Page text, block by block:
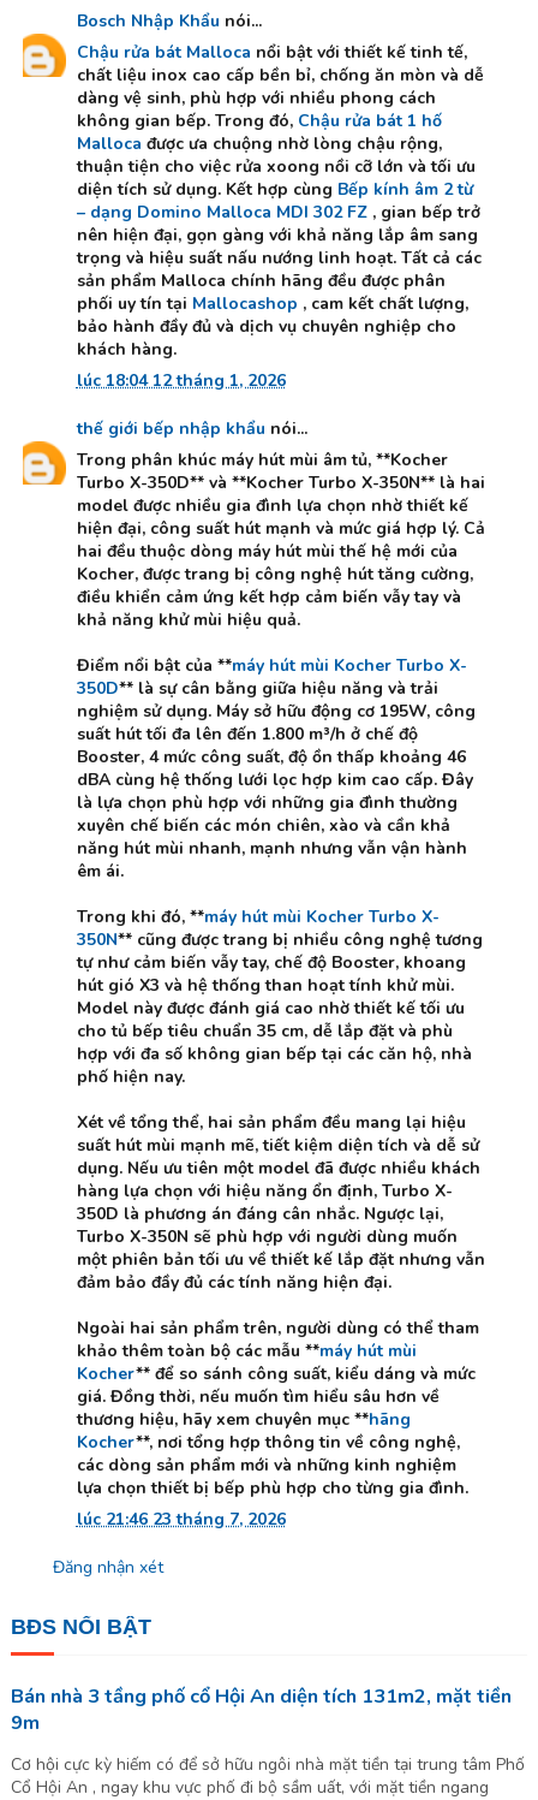
Bosch Nhập Khẩu nói...
Chậu rửa bát Malloca nổi bật với thiết kế tinh tế,
chất liệu inox cao cấp bền bỉ, chống ăn mòn và dễ
dàng vệ sinh, phù hợp với nhiều phong cách
không gian bếp. Trong đó, Chậu rửa bát 1 hố
Malloca được ưa chuộng nhờ lòng chậu rộng,
thuận tiện cho việc rửa xoong nồi cỡ lớn và tối ưu
diện tích sử dụng. Kết hợp cùng Bếp kính âm 2 từ
– dạng Domino Malloca MDI 302 FZ , gian bếp trở
nên hiện đại, gọn gàng với khả năng lắp âm sang
trọng và hiệu suất nấu nướng linh hoạt. Tất cả các
sản phẩm Malloca chính hãng đều được phân
phối uy tín tại Mallocashop , cam kết chất lượng,
bảo hành đầy đủ và dịch vụ chuyên nghiệp cho
khách hàng.
lúc 18:04 12 tháng 1, 2026
thế giới bếp nhập khẩu nói...
Trong phân khúc máy hút mùi âm tủ, **Kocher
Turbo X-350D** và **Kocher Turbo X-350N** là hai
model được nhiều gia đình lựa chọn nhờ thiết kế
hiện đại, công suất hút mạnh và mức giá hợp lý. Cả
hai đều thuộc dòng máy hút mùi thế hệ mới của
Kocher, được trang bị công nghệ hút tăng cường,
điều khiển cảm ứng kết hợp cảm biến vẫy tay và
khả năng khử mùi hiệu quả.
Điểm nổi bật của **máy hút mùi Kocher Turbo X-
350D** là sự cân bằng giữa hiệu năng và trải
nghiệm sử dụng. Máy sở hữu động cơ 195W, công
suất hút tối đa lên đến 1.800 m³/h ở chế độ
Booster, 4 mức công suất, độ ồn thấp khoảng 46
dBA cùng hệ thống lưới lọc hợp kim cao cấp. Đây
là lựa chọn phù hợp với những gia đình thường
xuyên chế biến các món chiên, xào và cần khả
năng hút mùi nhanh, mạnh nhưng vẫn vận hành
êm ái.
Trong khi đó, **máy hút mùi Kocher Turbo X-
350N** cũng được trang bị nhiều công nghệ tương
tự như cảm biến vẫy tay, chế độ Booster, khoang
hút gió X3 và hệ thống than hoạt tính khử mùi.
Model này được đánh giá cao nhờ thiết kế tối ưu
cho tủ bếp tiêu chuẩn 35 cm, dễ lắp đặt và phù
hợp với đa số không gian bếp tại các căn hộ, nhà
phố hiện nay.
Xét về tổng thể, hai sản phẩm đều mang lại hiệu
suất hút mùi mạnh mẽ, tiết kiệm diện tích và dễ sử
dụng. Nếu ưu tiên một model đã được nhiều khách
hàng lựa chọn với hiệu năng ổn định, Turbo X-
350D là phương án đáng cân nhắc. Ngược lại,
Turbo X-350N sẽ phù hợp với người dùng muốn
một phiên bản tối ưu về thiết kế lắp đặt nhưng vẫn
đảm bảo đầy đủ các tính năng hiện đại.
Ngoài hai sản phẩm trên, người dùng có thể tham
khảo thêm toàn bộ các mẫu **máy hút mùi
Kocher** để so sánh công suất, kiểu dáng và mức
giá. Đồng thời, nếu muốn tìm hiểu sâu hơn về
thương hiệu, hãy xem chuyên mục **hãng
Kocher**, nơi tổng hợp thông tin về công nghệ,
các dòng sản phẩm mới và những kinh nghiệm
lựa chọn thiết bị bếp phù hợp cho từng gia đình.
lúc 21:46 23 tháng 7, 2026
Đăng nhận xét
BĐS NỔI BẬT
Bán nhà 3 tầng phố cổ Hội An diện tích 131m2, mặt tiền
9m
Cơ hội cực kỳ hiếm có để sở hữu ngôi nhà mặt tiền tại trung tâm Phố
Cổ Hội An , ngay khu vực phố đi bộ sầm uất, với mặt tiền ngang